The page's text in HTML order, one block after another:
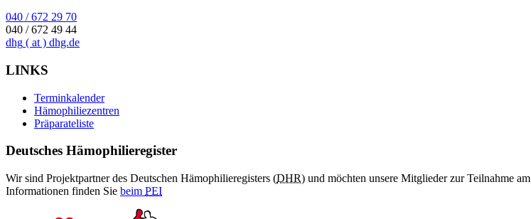
040 / 672 29 70
040 / 672 49 44
dhg ( at ) dhg.de
LINKS
Terminkalender
Hämophiliezentren
Präparateliste
Deutsches Hämophilieregister
Wir sind Projektpartner des Deutschen Hämophilieregisters (DHR) und möchten unsere Mitglieder zur Teilnahme am
Informationen finden Sie beim PEI